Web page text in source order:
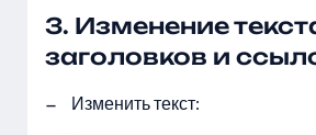
3. Изменение
заголовков и
Изменить текст: